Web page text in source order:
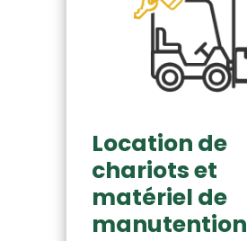
Location de
chariots et
matériel de
manutention